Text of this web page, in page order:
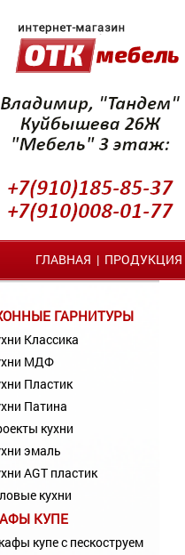
ГЛАВНАЯ | ПРОДУКЦИЯ
ГАРНИТУРЫ
Классика
МДФ
Пластик
Патина
кухни
эмаль
AGT пластик
кухни
КУПЕ
купе с пескоструем